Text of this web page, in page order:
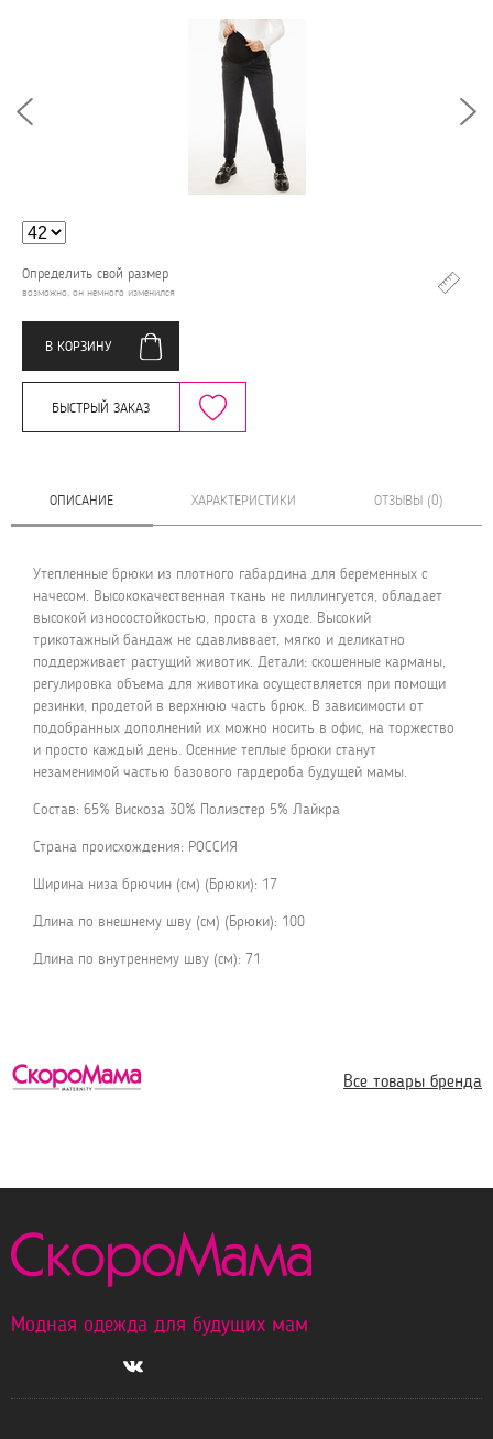
Определить свой размер
возможно, он немного изменился
В КОРЗИНУ
БЫСТРЫЙ ЗАКАЗ
ОПИСАНИЕ ХАРАКТЕРИСТИКИ ОТЗЫВЫ (0)
Утепленные брюки из плотного габардина для беременных с
начесом. Высококачественная ткань не пиллингуется, обладает
высокой износостойкостью, проста в уходе. Высокий
трикотажный бандаж не сдавливвает, мягко и деликатно
поддерживает растущий животик. Детали: скошенные карманы,
регулировка объема для животика осуществляется при помощи
резинки, продетой в верхнюю часть брюк. В зависимости от
подобранных дополнений их можно носить в офис, на торжество
и просто каждый день. Осенние теплые брюки станут
незаменимой частью базового гардероба будущей мамы.
Состав: 65% Вискоза 30% Полиэстер 5% Лайкра
Страна происхождения: РОССИЯ
Ширина низа брючин (см) (Брюки): 17
Длина по внешнему шву (см) (Брюки): 100
Длина по внутреннему шву (см): 71
Все товары бренда
Модная одежда для будущих мам